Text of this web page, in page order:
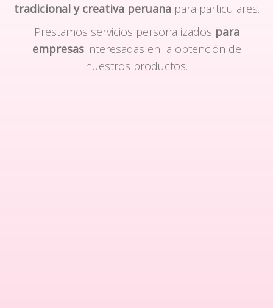
tradicional y creativa peruanapara particulares.
Prestamos servicios personalizados para
empresasinteresadas en la obtención de
nuestros productos.